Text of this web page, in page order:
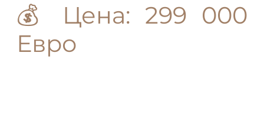
💰 Цена: 299 000
Евро